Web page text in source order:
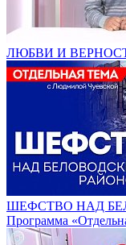
ЛЮБВИ И ВЕРНОСТИ
ШЕФСТВО НАД
Программа